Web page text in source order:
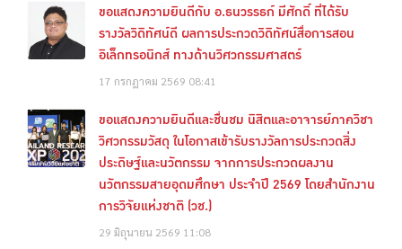
ขอแสดงความยินดีกับ อ.ธนวรรธก์ มีศักดิ์ ที่ได้รับ
รางวัลวิดิทัศน์ดี ผลการประกวดวิดิทัศน์สื่อการสอน
อิเล็กทรอนิกส์ ทางด้านวิศวกรรมศาสตร์
17 กรกฎาคม 2569 08:41
ขอแสดงความยินดีและชื่นชม นิสิตและอาจารย์ภาควิชา
วิศวกรรมวัสดุ ในโอกาสเข้ารับรางวัลการประกวดสิ่ง
ประดิษฐ์และนวัตกรรม จากการประกวดผลงาน
นวัตกรรมสายอุดมศึกษา ประจำปี 2569 โดยสำนักงาน
การวิจัยแห่งชาติ (วช.)
29 มิถุนายน 2569 11:08